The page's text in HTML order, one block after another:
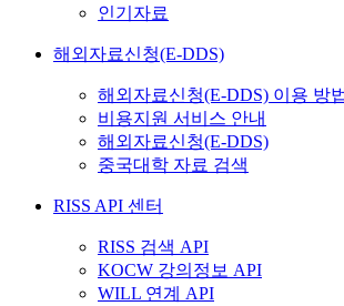
인기자료
해외자료신청(E-DDS)
해외자료신청(E-DDS) 이용 방
비용지원 서비스 안내
해외자료신청(E-DDS)
중국대학 자료 검색
RISS API 센터
RISS 검색 API
KOCW 강의정보 API
WILL 연계 API